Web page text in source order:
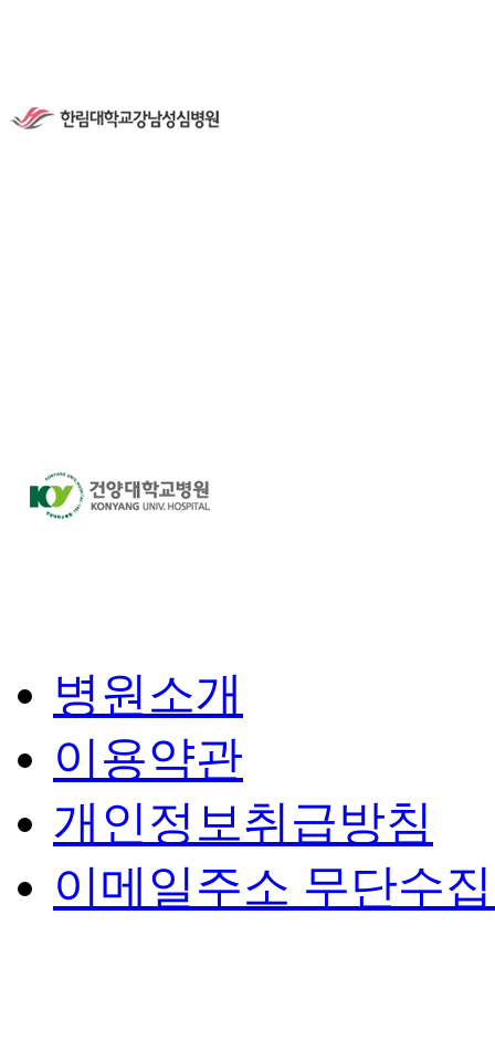
병원소개
이용약관
개인정보취급방침
이메일주소 무단수